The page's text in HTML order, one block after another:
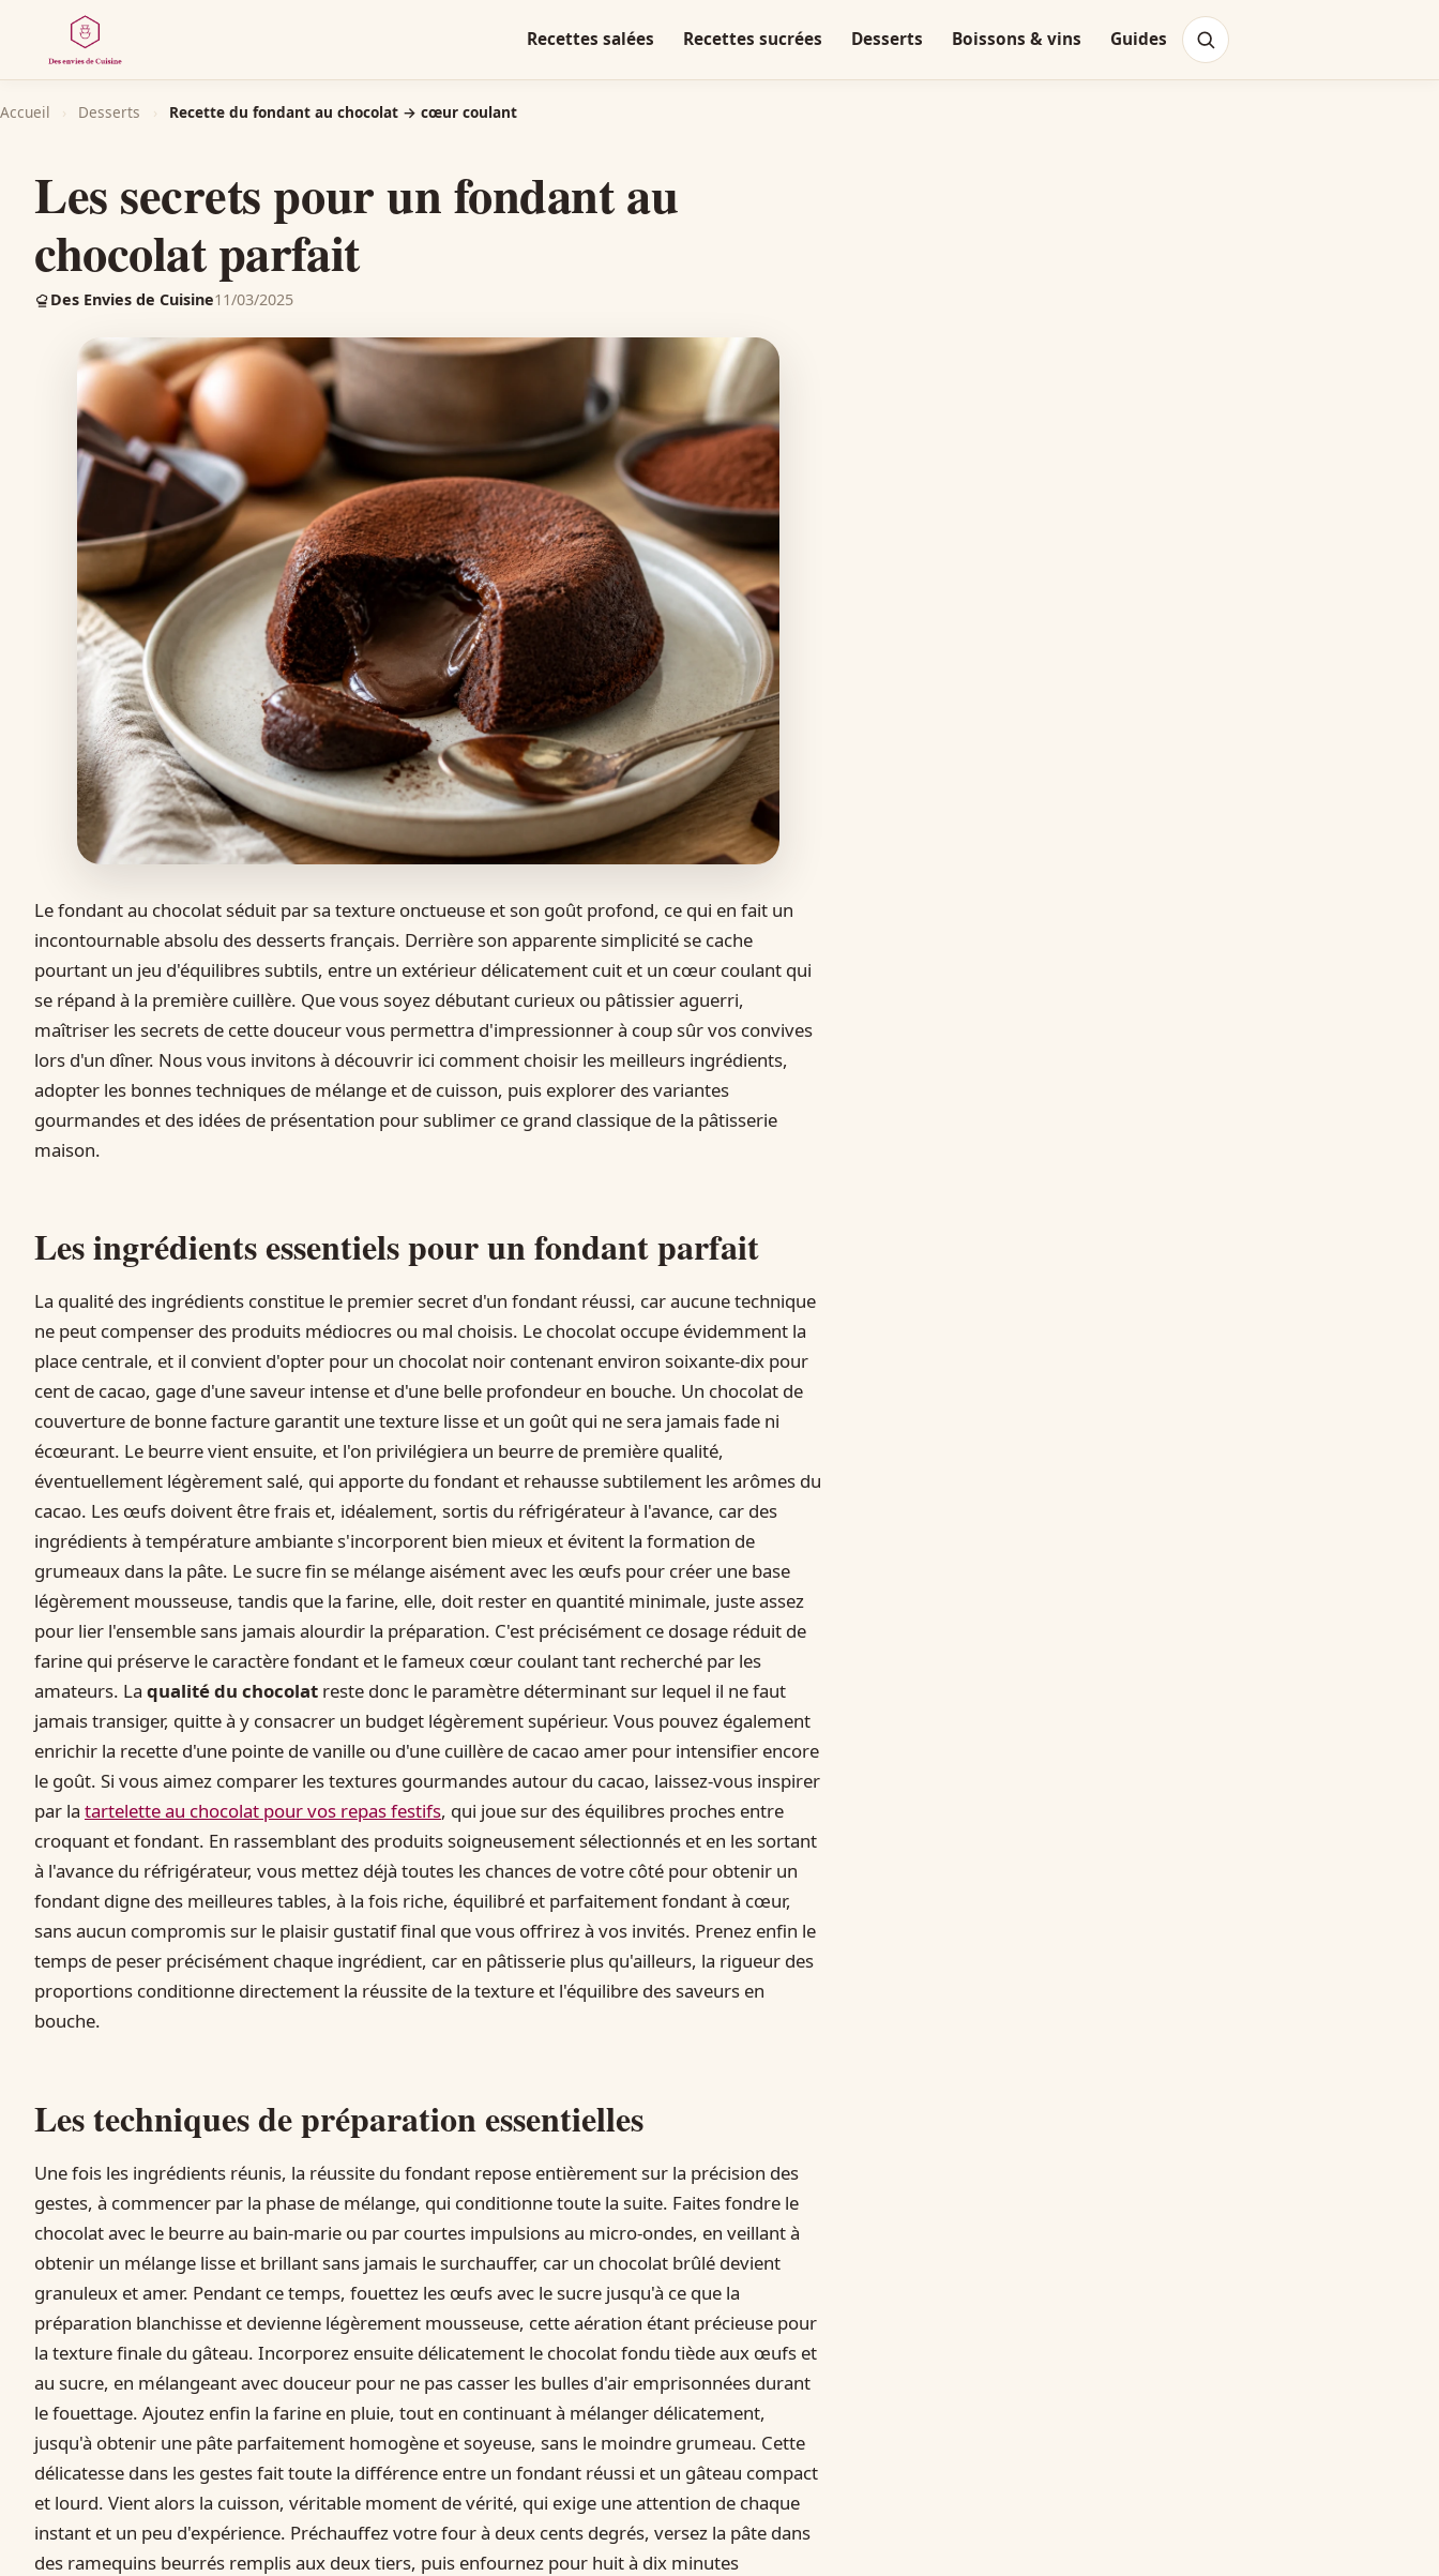
Recettes salées Recettes sucrées Desserts Boissons & vins Guides
Accueil › Desserts › Recette du fondant au chocolat → cœur coulant
Les secrets pour un fondant au
chocolat parfait
Des Envies de Cuisine11/03/2025
Le fondant au chocolat séduit par sa texture onctueuse et son goût profond, ce qui en fait un
incontournable absolu des desserts français. Derrière son apparente simplicité se cache
pourtant un jeu d'équilibres subtils, entre un extérieur délicatement cuit et un cœur coulant qui
se répand à la première cuillère. Que vous soyez débutant curieux ou pâtissier aguerri,
maîtriser les secrets de cette douceur vous permettra d'impressionner à coup sûr vos convives
lors d'un dîner. Nous vous invitons à découvrir ici comment choisir les meilleurs ingrédients,
adopter les bonnes techniques de mélange et de cuisson, puis explorer des variantes
gourmandes et des idées de présentation pour sublimer ce grand classique de la pâtisserie
maison.
Les ingrédients essentiels pour un fondant parfait
La qualité des ingrédients constitue le premier secret d'un fondant réussi, car aucune technique
ne peut compenser des produits médiocres ou mal choisis. Le chocolat occupe évidemment la
place centrale, et il convient d'opter pour un chocolat noir contenant environ soixante-dix pour
cent de cacao, gage d'une saveur intense et d'une belle profondeur en bouche. Un chocolat de
couverture de bonne facture garantit une texture lisse et un goût qui ne sera jamais fade ni
écœurant. Le beurre vient ensuite, et l'on privilégiera un beurre de première qualité,
éventuellement légèrement salé, qui apporte du fondant et rehausse subtilement les arômes du
cacao. Les œufs doivent être frais et, idéalement, sortis du réfrigérateur à l'avance, car des
ingrédients à température ambiante s'incorporent bien mieux et évitent la formation de
grumeaux dans la pâte. Le sucre fin se mélange aisément avec les œufs pour créer une base
légèrement mousseuse, tandis que la farine, elle, doit rester en quantité minimale, juste assez
pour lier l'ensemble sans jamais alourdir la préparation. C'est précisément ce dosage réduit de
farine qui préserve le caractère fondant et le fameux cœur coulant tant recherché par les
amateurs. La qualité du chocolat reste donc le paramètre déterminant sur lequel il ne faut
jamais transiger, quitte à y consacrer un budget légèrement supérieur. Vous pouvez également
enrichir la recette d'une pointe de vanille ou d'une cuillère de cacao amer pour intensifier encore
le goût. Si vous aimez comparer les textures gourmandes autour du cacao, laissez-vous inspirer
par la tartelette au chocolat pour vos repas festifs, qui joue sur des équilibres proches entre
croquant et fondant. En rassemblant des produits soigneusement sélectionnés et en les sortant
à l'avance du réfrigérateur, vous mettez déjà toutes les chances de votre côté pour obtenir un
fondant digne des meilleures tables, à la fois riche, équilibré et parfaitement fondant à cœur,
sans aucun compromis sur le plaisir gustatif final que vous offrirez à vos invités. Prenez enfin le
temps de peser précisément chaque ingrédient, car en pâtisserie plus qu'ailleurs, la rigueur des
proportions conditionne directement la réussite de la texture et l'équilibre des saveurs en
bouche.
Les techniques de préparation essentielles
Une fois les ingrédients réunis, la réussite du fondant repose entièrement sur la précision des
gestes, à commencer par la phase de mélange, qui conditionne toute la suite. Faites fondre le
chocolat avec le beurre au bain-marie ou par courtes impulsions au micro-ondes, en veillant à
obtenir un mélange lisse et brillant sans jamais le surchauffer, car un chocolat brûlé devient
granuleux et amer. Pendant ce temps, fouettez les œufs avec le sucre jusqu'à ce que la
préparation blanchisse et devienne légèrement mousseuse, cette aération étant précieuse pour
la texture finale du gâteau. Incorporez ensuite délicatement le chocolat fondu tiède aux œufs et
au sucre, en mélangeant avec douceur pour ne pas casser les bulles d'air emprisonnées durant
le fouettage. Ajoutez enfin la farine en pluie, tout en continuant à mélanger délicatement,
jusqu'à obtenir une pâte parfaitement homogène et soyeuse, sans le moindre grumeau. Cette
délicatesse dans les gestes fait toute la différence entre un fondant réussi et un gâteau compact
et lourd. Vient alors la cuisson, véritable moment de vérité, qui exige une attention de chaque
instant et un peu d'expérience. Préchauffez votre four à deux cents degrés, versez la pâte dans
des ramequins beurrés remplis aux deux tiers, puis enfournez pour huit à dix minutes